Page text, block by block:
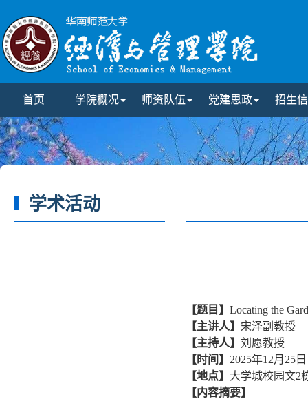
首页 学院概况 师资队伍 党建思政 招生
学术活动
【题目】 Locating the
【主讲人】 宋泽副教授
【主持人】 刘愿教授
【时间】 2025年12月25
【地点】 大学城校园文2
【内容摘要】